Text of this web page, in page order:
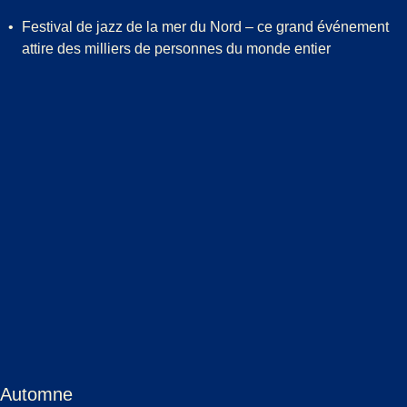
Festival de jazz de la mer du Nord – ce grand événement
attire des milliers de personnes du monde entier
Automne